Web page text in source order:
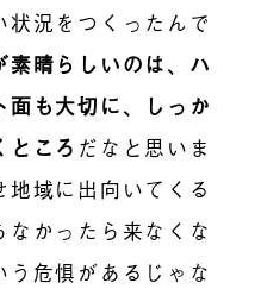
状況をつくったんで
素晴らしいのは、ハ
面も大切に、しっか
ところ だなと思いま
域に出向いてくる
かったら来なくな
危惧があるじゃな